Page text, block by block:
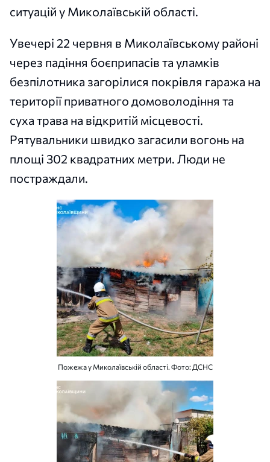
ситуацій у Миколаївській області.
Увечері 22 червня в Миколаївському районі
через падіння боєприпасів та уламків
безпілотника загорілися покрівля гаража на
території приватного домоволодіння та
суха трава на відкритій місцевості.
Рятувальники швидко загасили вогонь на
площі 302 квадратних метри. Люди не
постраждали.
Пожежа у Миколаївській області. Фото: ДСНС